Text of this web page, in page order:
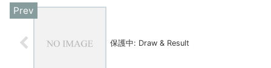
保護中: Draw & Result